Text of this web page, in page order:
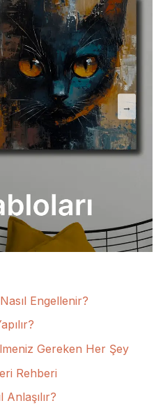
→
Engellenir?
Gereken Her Şey
Rehberi